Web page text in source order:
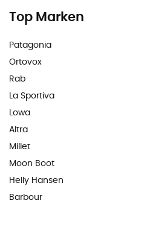
Top Marken
Patagonia
Ortovox
Rab
La Sportiva
Lowa
Altra
Millet
Moon Boot
Helly Hansen
Barbour